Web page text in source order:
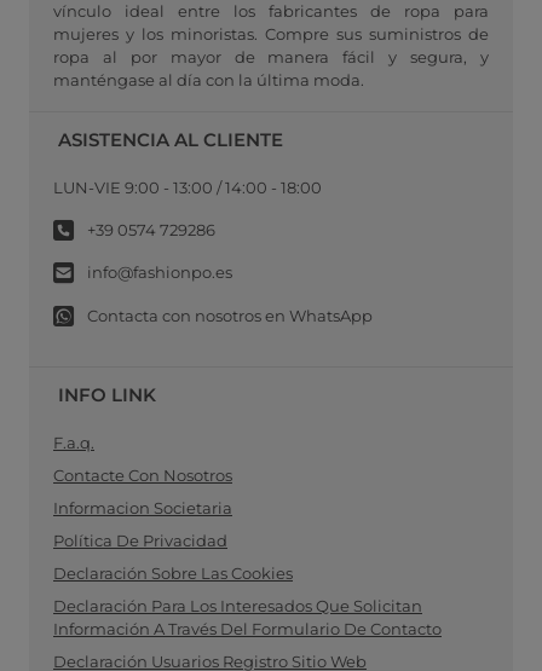
vínculo ideal entre los fabricantes de ropa para
mujeres y los minoristas. Compre sus suministros de
ropa al por mayor de manera fácil y segura, y
manténgase al día con la última moda.
ASISTENCIA AL CLIENTE
LUN-VIE 9:00 - 13:00 / 14:00 - 18:00
+39 0574 729286
info@fashionpo.es
Contacta con nosotros en WhatsApp
INFO LINK
F.a.q.
Contacte Con Nosotros
Informacion Societaria
Política De Privacidad
Declaración Sobre Las Cookies
Declaración Para Los Interesados Que Solicitan
Información A Través Del Formulario De Contacto
Declaración Usuarios Registro Sitio Web